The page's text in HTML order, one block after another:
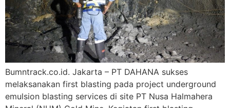
Bumntrack.co.id. Jakarta – PT DAHANA sukses
melaksanakan first blasting pada project underground
emulsion blasting services di site PT Nusa Halmahera